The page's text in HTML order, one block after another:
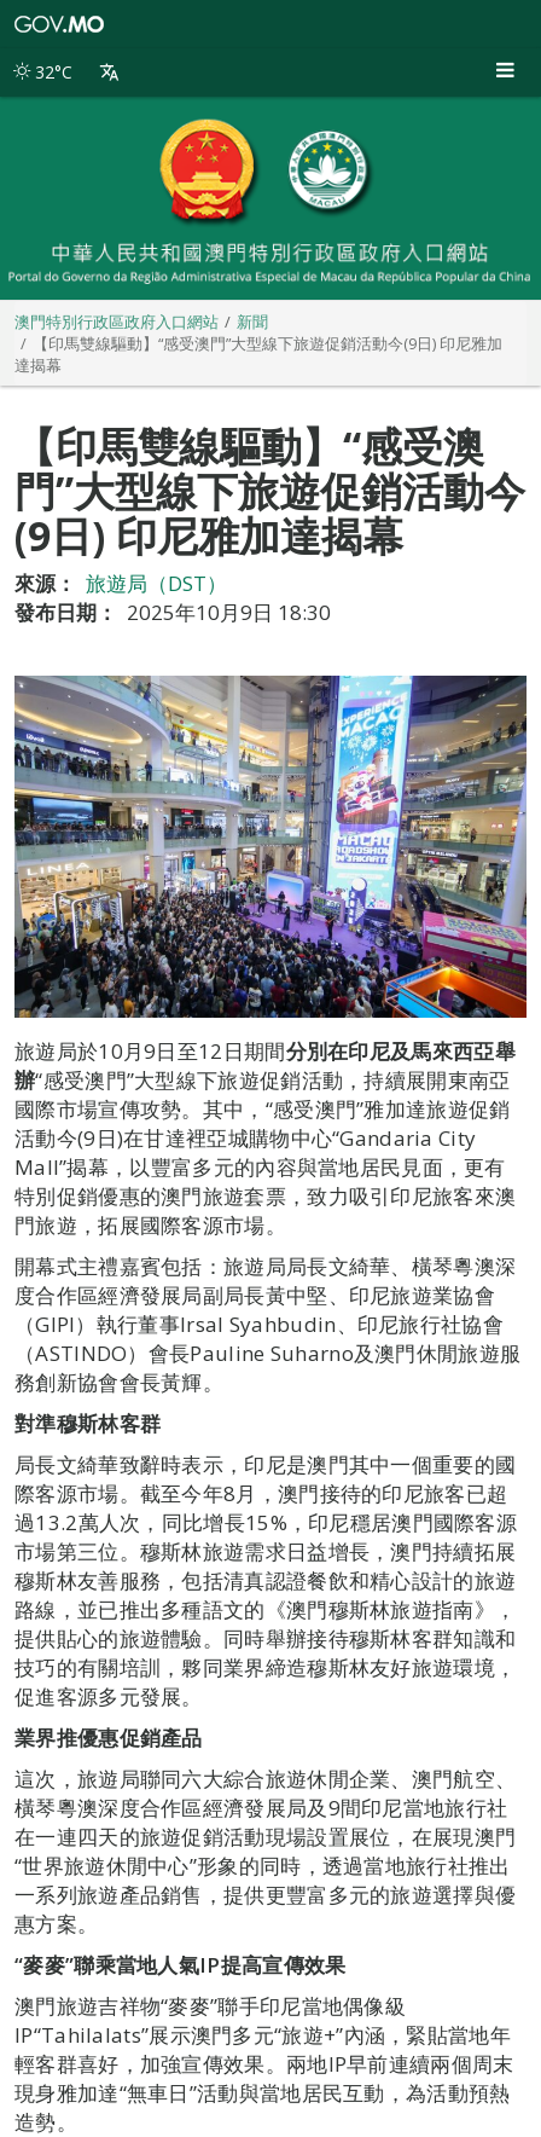
別
32°C
澳門特別行政區政府入口網站
新聞
【印馬雙線驅動】“感受澳門”大型線下旅遊促銷活動今(9日) 印尼雅加
達揭幕
【印馬雙線驅動】“感受澳
門”大型線下旅遊促銷活動今
(9日) 印尼雅加達揭幕
來源：
旅遊局（DST）
發布日期：
2025年10月9日 18:30
旅遊局於10月9日至12日期間分別在印尼及馬來西亞舉
辦“感受澳門”大型線下旅遊促銷活動，持續展開東南亞
國際市場宣傳攻勢。其中，“感受澳門”雅加達旅遊促銷
活動今(9日)在甘達裡亞城購物中心“Gandaria City
Mall”揭幕，以豐富多元的內容與當地居民見面，更有
特別促銷優惠的澳門旅遊套票，致力吸引印尼旅客來澳
門旅遊，拓展國際客源市場。
開幕式主禮嘉賓包括：旅遊局局長文綺華、橫琴粵澳深
度合作區經濟發展局副局長黃中堅、印尼旅遊業協會
（GIPI）執行董事Irsal Syahbudin、印尼旅行社協會
（ASTINDO）會長Pauline Suharno及澳門休閒旅遊服
務創新協會會長黃輝。
對準穆斯林客群
局長文綺華致辭時表示，印尼是澳門其中一個重要的國
際客源市場。截至今年8月，澳門接待的印尼旅客已超
過13.2萬人次，同比增長15%，印尼穩居澳門國際客源
市場第三位。穆斯林旅遊需求日益增長，澳門持續拓展
穆斯林友善服務，包括清真認證餐飲和精心設計的旅遊
路線，並已推出多種語文的《澳門穆斯林旅遊指南》，
提供貼心的旅遊體驗。同時舉辦接待穆斯林客群知識和
技巧的有關培訓，夥同業界締造穆斯林友好旅遊環境，
促進客源多元發展。
業界推優惠促銷產品
這次，旅遊局聯同六大綜合旅遊休閒企業、澳門航空、
橫琴粵澳深度合作區經濟發展局及9間印尼當地旅行社
在一連四天的旅遊促銷活動現場設置展位，在展現澳門
“世界旅遊休閒中心”形象的同時，透過當地旅行社推出
一系列旅遊產品銷售，提供更豐富多元的旅遊選擇與優
惠方案。
“麥麥”聯乘當地人氣IP提高宣傳效果
澳門旅遊吉祥物“麥麥”聯手印尼當地偶像級
IP“Tahilalats”展示澳門多元“旅遊+”內涵，緊貼當地年
輕客群喜好，加強宣傳效果。兩地IP早前連續兩個周末
現身雅加達“無車日”活動與當地居民互動，為活動預熱
造勢。